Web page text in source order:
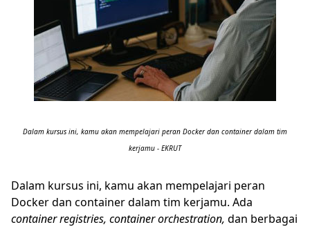
Dalam kursus ini, kamu akan mempelajari peran Docker dan container dalam tim
kerjamu - EKRUT
Dalam kursus ini, kamu akan mempelajari peran
Docker dan container dalam tim kerjamu. Ada
container registries, container orchestration, dan berbagai